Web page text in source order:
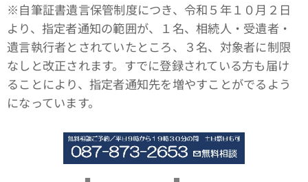
※自筆証書遺言保管制度につき、令和５年１０月２日
より、指定者通知の範囲が、１名、相続人・受遺者・
遺言執行者とされていたところ、３名、対象者に制限
なしと改正されます。すでに登録されている方も届け
ることにより、指定者通知先を増やすことがでるよう
になっています。